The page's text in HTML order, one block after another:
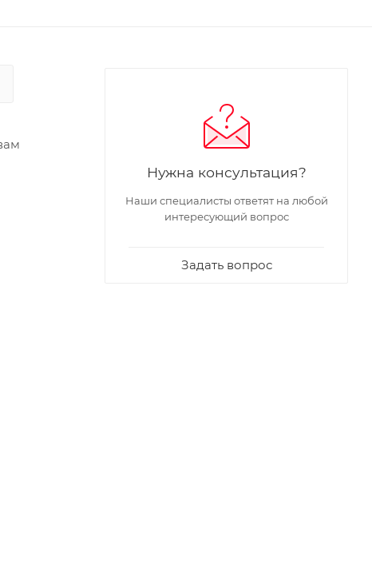
Нужна консультация?
Наши специалисты ответят на любой
интересующий вопрос
Задать вопрос